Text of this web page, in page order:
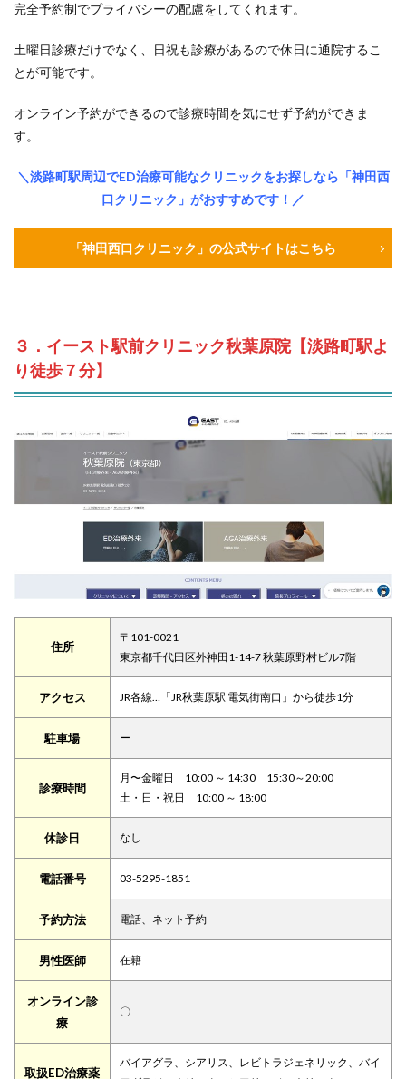
完全予約制でプライバシーの配慮をしてくれます。
土曜日診療だけでなく、日祝も診療があるので休日に通院するこ
とが可能です。
オンライン予約ができるので診療時間を気にせず予約ができま
す。
＼淡路町駅周辺でED治療可能なクリニックをお探しなら「神田西
口クリニック」がおすすめです！／
「神田西口クリニック」の公式サイトはこちら
３．イースト駅前クリニック秋葉原院【淡路町駅よ
り徒歩７分】
住所
〒101-0021
東京都千代田区外神田1-14-7 秋葉原野村ビル7階
アクセス JR各線…「JR秋葉原駅 電気街南口」から徒歩1分
駐車場 ー
診療時間
月〜金曜日 10:00 ～ 14:30 15:30～20:00
土・日・祝日 10:00 ～ 18:00
休診日 なし
電話番号 03-5295-1851
予約方法 電話、ネット予約
男性医師 在籍
オンライン診
療
〇
取扱ED治療薬
バイアグラ、シアリス、レビトラジェネリック、バイ